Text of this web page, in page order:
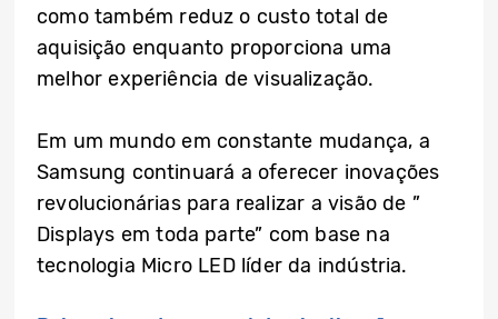
como também reduz o custo total de
aquisição enquanto proporciona uma
melhor experiência de visualização.
Em um mundo em constante mudança, a
Samsung continuará a oferecer inovações
revolucionárias para realizar a visão de ”
Displays em toda parte” com base na
tecnologia Micro LED líder da indústria.